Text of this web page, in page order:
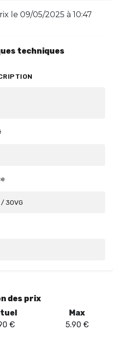
avec un taux PG/VG de
le 09/05/2025 à 10:47
techniques
/ 30VG
des prix
€
Max
5.90 €